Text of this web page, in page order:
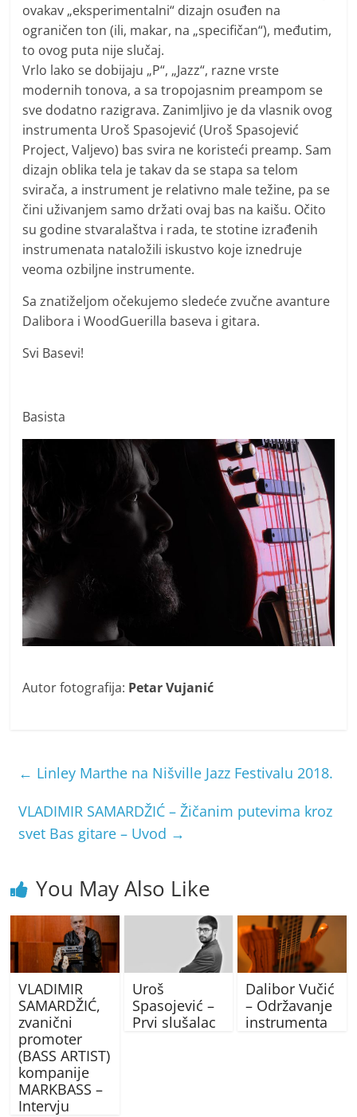
ovakav „eksperimentalni“ dizajn osuđen na
ograničen ton (ili, makar, na „specifičan“), međutim,
to ovog puta nije slučaj.
Vrlo lako se dobijaju „P“, „Jazz“, razne vrste
modernih tonova, a sa tropojasnim preampom se
sve dodatno razigrava. Zanimljivo je da vlasnik ovog
instrumenta Uroš Spasojević (Uroš Spasojević
Project, Valjevo) bas svira ne koristeći preamp. Sam
dizajn oblika tela je takav da se stapa sa telom
svirača, a instrument je relativno male težine, pa se
čini uživanjem samo držati ovaj bas na kaišu. Očito
su godine stvaralaštva i rada, te stotine izrađenih
instrumenata nataložili iskustvo koje iznedruje
veoma ozbiljne instrumente.
Sa znatiželjom očekujemo sledeće zvučne avanture
Dalibora i WoodGuerilla baseva i gitara.
Svi Basevi!
Basista
Autor fotografija: Petar Vujanić
← Linley Marthe na Nišville Jazz Festivalu 2018.
VLADIMIR SAMARDŽIĆ – Žičanim putevima kroz
svet Bas gitare – Uvod →
You May Also Like
VLADIMIR
SAMARDŽIĆ,
zvanični
promoter
(BASS ARTIST)
kompanije
MARKBASS –
Intervju
Uroš
Spasojević –
Prvi slušalac
Dalibor Vučić
– Održavanje
instrumenta